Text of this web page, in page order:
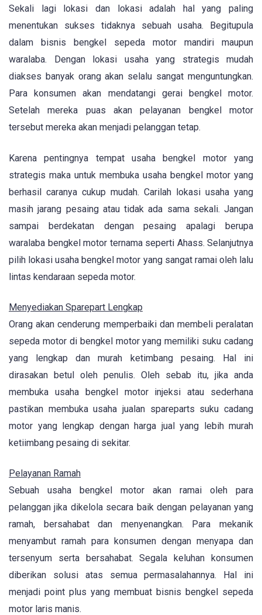
Sekali lagi lokasi dan lokasi adalah hal yang paling
menentukan sukses tidaknya sebuah usaha. Begitupula
dalam bisnis bengkel sepeda motor mandiri maupun
waralaba. Dengan lokasi usaha yang strategis mudah
diakses banyak orang akan selalu sangat menguntungkan.
Para konsumen akan mendatangi gerai bengkel motor.
Setelah mereka puas akan pelayanan bengkel motor
tersebut mereka akan menjadi pelanggan tetap.
Karena pentingnya tempat usaha bengkel motor yang
strategis maka untuk membuka usaha bengkel motor yang
berhasil caranya cukup mudah. Carilah lokasi usaha yang
masih jarang pesaing atau tidak ada sama sekali. Jangan
sampai berdekatan dengan pesaing apalagi berupa
waralaba bengkel motor ternama seperti Ahass. Selanjutnya
pilih lokasi usaha bengkel motor yang sangat ramai oleh lalu
lintas kendaraan sepeda motor.
Menyediakan Sparepart Lengkap
Orang akan cenderung memperbaiki dan membeli peralatan
sepeda motor di bengkel motor yang memiliki suku cadang
yang lengkap dan murah ketimbang pesaing. Hal ini
dirasakan betul oleh penulis. Oleh sebab itu, jika anda
membuka usaha bengkel motor injeksi atau sederhana
pastikan membuka usaha jualan spareparts suku cadang
motor yang lengkap dengan harga jual yang lebih murah
ketiimbang pesaing di sekitar.
Pelayanan Ramah
Sebuah usaha bengkel motor akan ramai oleh para
pelanggan jika dikelola secara baik dengan pelayanan yang
ramah, bersahabat dan menyenangkan. Para mekanik
menyambut ramah para konsumen dengan menyapa dan
tersenyum serta bersahabat. Segala keluhan konsumen
diberikan solusi atas semua permasalahannya. Hal ini
menjadi point plus yang membuat bisnis bengkel sepeda
motor laris manis.